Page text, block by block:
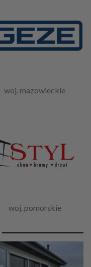
woj. mazowieckie
woj. pomorskie